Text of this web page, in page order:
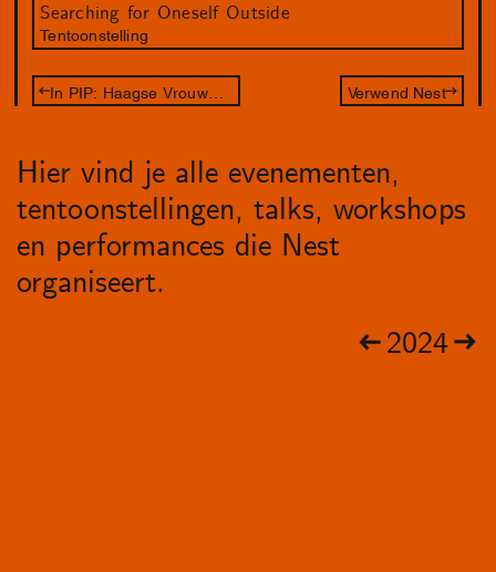
Searching for Oneself Outside
Tentoonstelling
In PIP: Haagse Vrouwendagen - Het Debat Verwend Nest
Hier vind je alle evenementen,
tentoonstellingen, talks, workshops
en performances die Nest
organiseert.
2024